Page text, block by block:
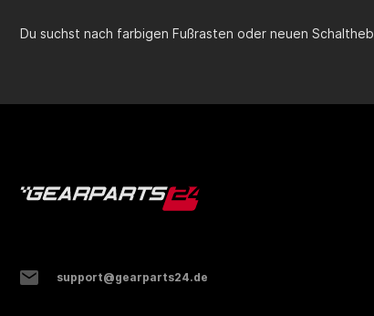
Du suchst nach farbigen Fußrasten oder neuen
support@gearparts24.de